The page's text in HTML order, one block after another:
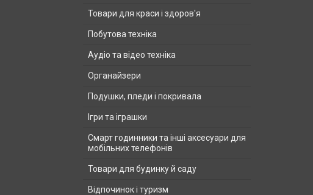
Товари для краси і здоров'я
Побутова техніка
Аудіо та відео техніка
Органайзери
Подушки, пледи і покривала
Ігри та іграшки
Смарт годинники та інші аксесуари для
мобільних телефонів
Товари для будинку й саду
Відпочинок і туризм